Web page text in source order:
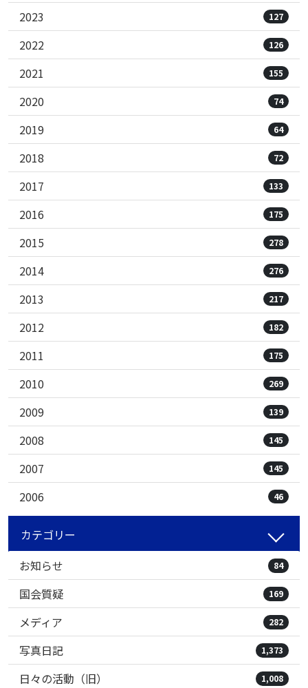
2023 127
2022 126
2021 155
2020 74
2019 64
2018 72
2017 133
2016 175
2015 278
2014 276
2013 217
2012 182
2011 175
2010 269
2009 139
2008 145
2007 145
2006 46
カテゴリー
お知らせ
84
国会質疑 169
メディア 282
写真日記 1,373
日々の活動（旧） 1,008